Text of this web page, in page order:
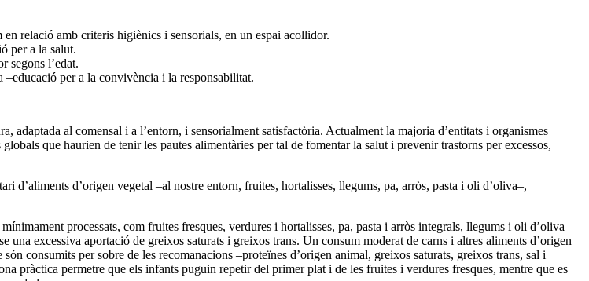
relació amb criteris higiènics i sensorials, en un espai acollidor.
per a la salut.
segons l’edat.
per a la convivència i la responsabilitat.
al comensal i a l’entorn, i sensorialment satisfactòria. Actualment la majoria d’entitats i organismes
que haurien de tenir les pautes alimentàries per tal de fomentar la salut i prevenir trastorns per excessos,
d’aliments d’origen vegetal –al nostre entorn, fruites, hortalisses, llegums, pa, arròs, pasta i oli d’oliva–,
processats, com fruites fresques, verdures i hortalisses, pa, pasta i arròs integrals, llegums i oli d’oliva
excessiva aportació de greixos saturats i greixos trans. Un consum moderat de carns i altres aliments d’origen
consumits per sobre de les recomanacions –proteïnes d’origen animal, greixos saturats, greixos trans, sal i
pràctica permetre que els infants puguin repetir del primer plat i de les fruites i verdures fresques, mentre que es